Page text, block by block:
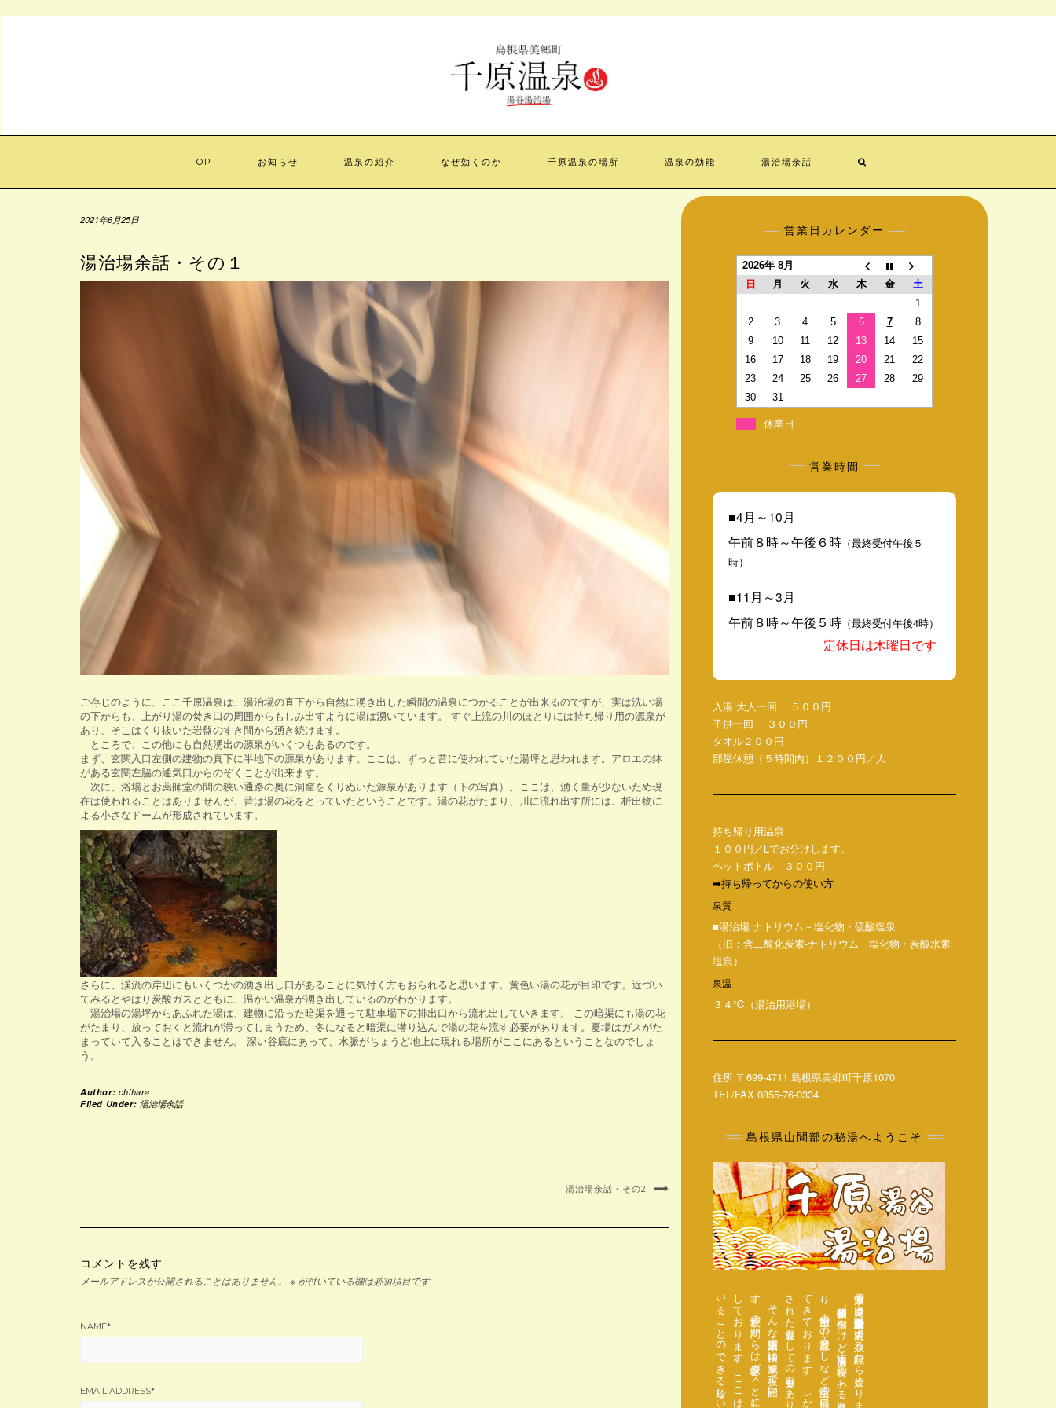
to
千原温泉
TOP お知らせ 温泉の紹介 なぜ効くのか 千原温泉の場所 温泉の効能 湯治場余話
2021年6月25日
湯治場余話・その１
ご存じのように、ここ千原温泉は、湯治場の直下から自然に湧き出した瞬間の温泉につかることが出来るのですが、実は洗い場
の下からも、上がり湯の焚き口の周囲からもしみ出すように湯は湧いています。 すぐ上流の川のほとりには持ち帰り用の源泉が
あり、そこはくり抜いた岩盤のすき間から湧き続けます。
ところで、この他にも自然湧出の源泉がいくつもあるのです。
まず、玄関入口左側の建物の真下に半地下の源泉があります。ここは、ずっと昔に使われていた湯坪と思われます。アロエの鉢
がある玄関左脇の通気口からのぞくことが出来ます。
次に、浴場とお薬師堂の間の狭い通路の奥に洞窟をくりぬいた源泉があります（下の写真）。ここは、湧く量が少ないため現
在は使われることはありませんが、昔は湯の花をとっていたということです。湯の花がたまり、川に流れ出す所には、析出物に
よる小さなドームが形成されています。
さらに、渓流の岸辺にもいくつかの湧き出し口があることに気付く方もおられると思います。黄色い湯の花が目印です。近づい
てみるとやはり炭酸ガスとともに、温かい温泉が湧き出しているのがわかります。
湯治場の湯坪からあふれた湯は、建物に沿った暗渠を通って駐車場下の排出口から流れ出していきます。 この暗渠にも湯の花
がたまり、放っておくと流れが滞ってしまうため、冬になると暗渠に潜り込んで湯の花を流す必要があります。夏場はガスがた
まっていて入ることはできません。 深い谷底にあって、水脈がちょうど地上に現れる場所がここにあるということなのでしょ
う。
Author: chihara
Filed Under: 湯治場余話
湯治場余話・その2
コメントを残す
メールアドレスが公開されることはありません。 ※ が付いている欄は必須項目です
NAME*
EMAIL ADDRESS*
営業日カレンダー
2026年 8月
日
月 火 水 木 金
土
1
2
3 4 5 6 7
8
9
10 11 12 13 14
15
16
17 18 19 20 21
22
23
24 25 26 27 28
29
30
31
休業日
営業時間
■4月～10月
午前８時～午後６時 （最終受付午後５
時）
■11月～3月
午前８時～午後５時 （最終受付午後4時）
定休日は木曜日です
入湯 大人一回 ５００円
子供一回 ３００円
タオル２００円
部屋休憩（５時間内）１２００円／人
持ち帰り用温泉
１００円／Lでお分けします。
ペットボトル ３００円
➡持ち帰ってからの使い方
泉質
■湯治場 ナトリウム－塩化物・硫酸塩泉
（旧：含二酸化炭素-ナトリウム 塩化物・炭酸水素
塩泉）
泉温
３４℃（湯治用浴場）
住所 〒699-4711 島根県美郷町千原1070
TEL/FAX 0855-76-0334
島根県山間部の秘湯へようこそ
千原温泉の歴史は明治十八年「温泉宿設置」と沢谷史に残る記録から始まります。
。